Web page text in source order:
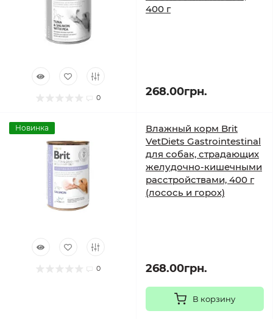
0
400 г
268.00грн.
Новинка
0
Влажный корм Brit
VetDiets Gastrointestinal
для собак, страдающих
желудочно-кишечными
расстройствами, 400 г
(лосось и горох)
268.00грн.
В корзину